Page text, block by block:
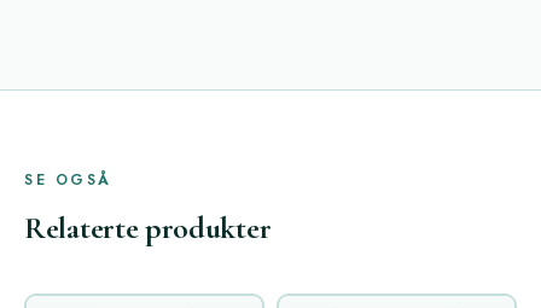
SE OGSÅ
Relaterte produkter